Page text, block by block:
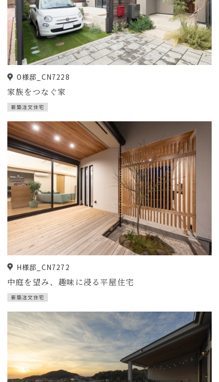
O様邸_CN7228
家族をつなぐ家
新築注文住宅
H様邸_CN7272
中庭を望み、趣味に浸る平屋住宅
新築注文住宅